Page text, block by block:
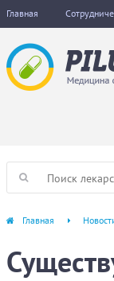
Главная
Главная